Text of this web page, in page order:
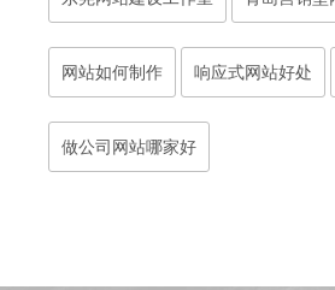
网站如何制作 响应式网站好处
做公司网站哪家好